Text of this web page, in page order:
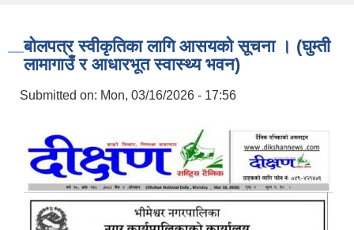
बोलपत्र स्वीकृतिका लागि आसयको सूचना । (घुम्ती
लामागाउँ र आधारभूत स्वास्थ्य भवन)
Submitted on: Mon, 03/16/2026 - 17:56